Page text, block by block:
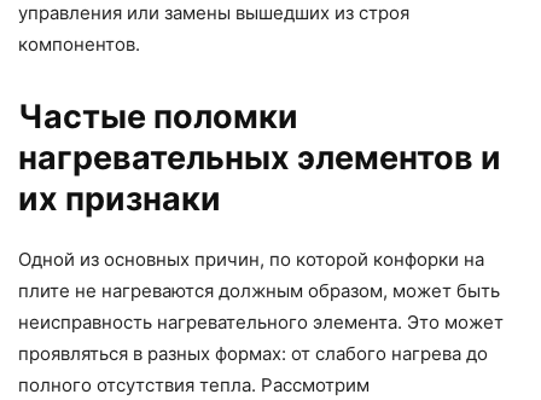
управления или замены вышедших из строя
компонентов.
Частые поломки
нагревательных элементов и
их признаки
Одной из основных причин, по которой конфорки на
плите не нагреваются должным образом, может быть
неисправность нагревательного элемента. Это может
проявляться в разных формах: от слабого нагрева до
полного отсутствия тепла. Рассмотрим